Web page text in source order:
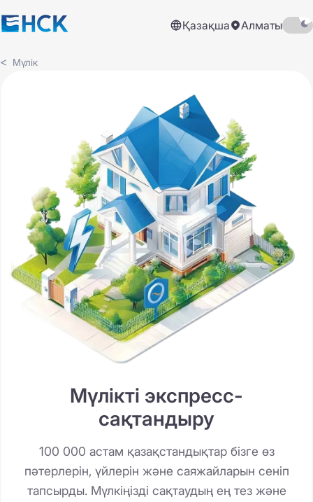
Қазақша Алматы
Мүлік
Мүлікті экспресс-
сақтандыру
100 000 астам қазақстандықтар бізге өз
пәтерлерін, үйлерін және саяжайларын сеніп
тапсырды. Мүлкіңізді сақтаудың ең тез және